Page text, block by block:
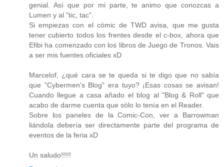
genial. Así que por mi parte, te animo que conozcas a
Lumen y al "tic, tac".
Si empiezas con el cómic de TWD avisa, que me gusta
tener cubierto todos los frentes desde el c-box, ahora que
Efibi ha comenzado con los libros de Juego de Tronos. Vais
a ser mis fuentes oficiales xD
Marcelof, ¿qué cara se te queda si te digo que no sabía
que "Cybermen's Blog" era tuyo? ¡Esas cosas se avisan!
Cuando llegue a casa añado el blog al "Blog & Roll" que
acabo de darme cuenta que sólo lo tenía en el Reader.
Sobre los paneles de la Comic-Con, ver a Barrowman
liándola debería ser directamente parte del programa de
eventos de la feria xD
Un saludo!!!!!